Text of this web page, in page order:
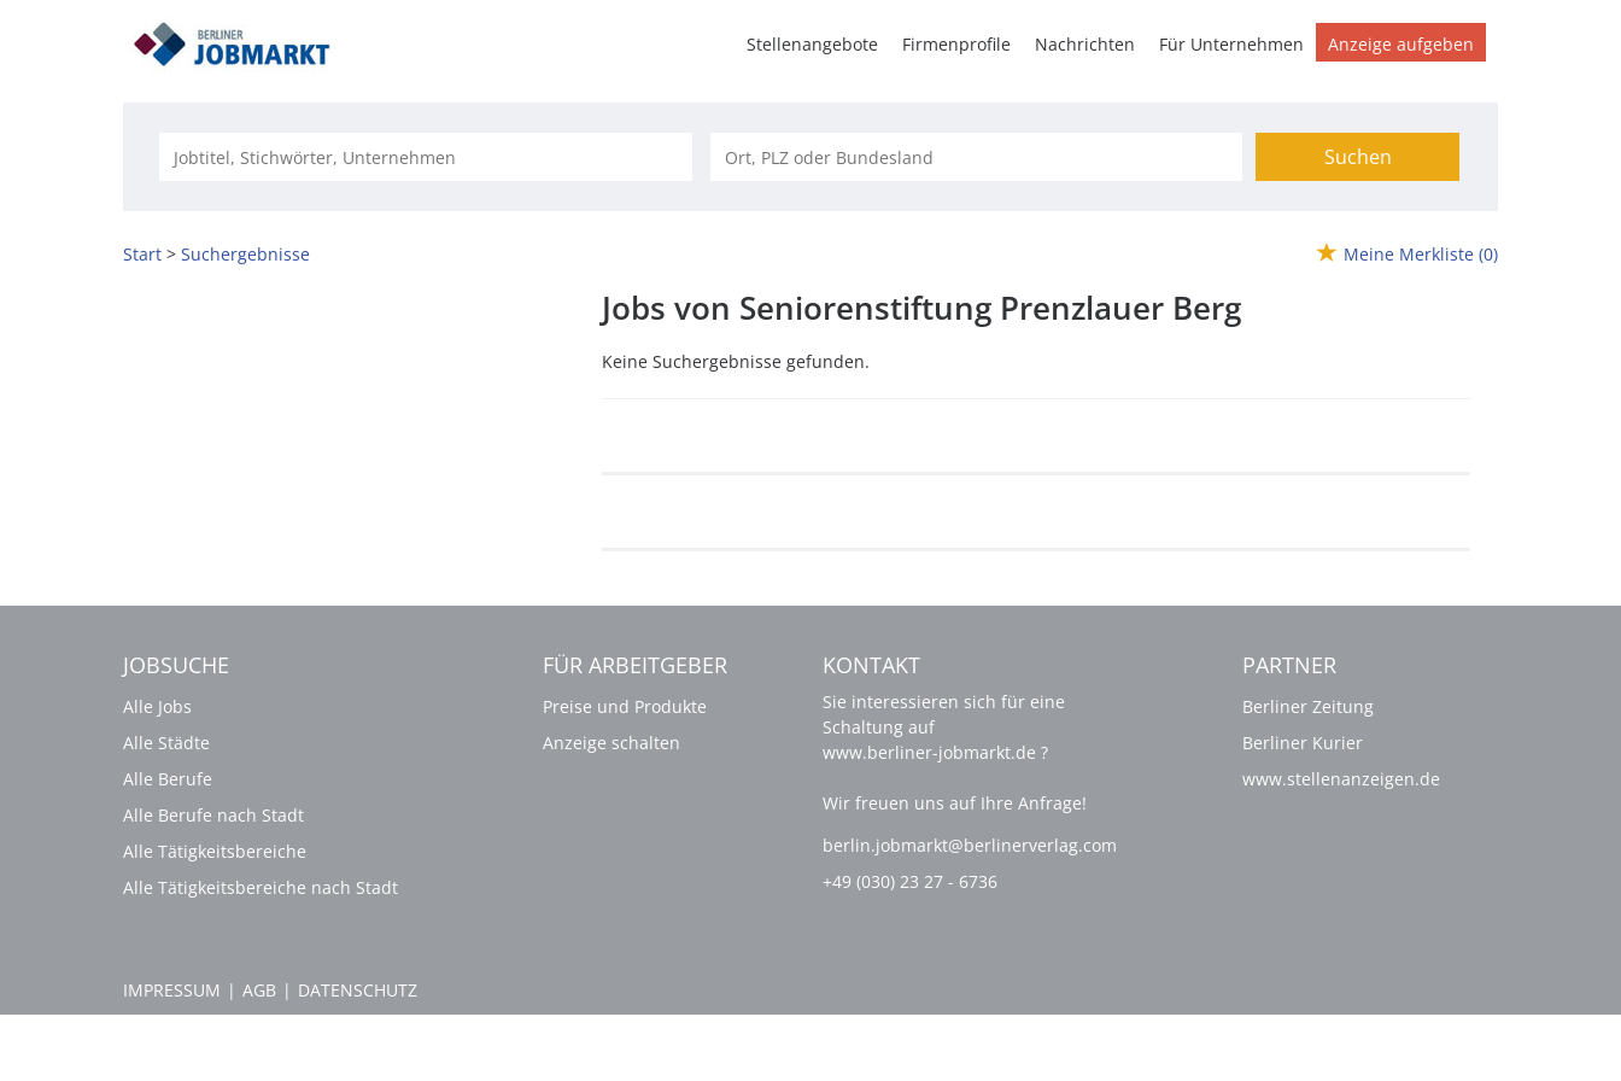
Stellenangebote Firmenprofile Nachrichten Für Unternehmen Anzeige aufgeben
Suchen
Start Suchergebnisse Meine Merkliste (0)
Jobs von Seniorenstiftung Prenzlauer Berg
Keine Suchergebnisse gefunden.
JOBSUCHE
Alle Jobs
Alle Städte
Alle Berufe
Alle Berufe nach Stadt
Alle Tätigkeitsbereiche
Alle Tätigkeitsbereiche nach Stadt
FÜR ARBEITGEBER
Preise und Produkte
Anzeige schalten
KONTAKT
Sie interessieren sich für eine
Schaltung auf
www.berliner-jobmarkt.de ?
Wir freuen uns auf Ihre Anfrage!
berlin.jobmarkt@berlinerverlag.com
+49 (030) 23 27 - 6736
PARTNER
Berliner Zeitung
Berliner Kurier
www.stellenanzeigen.de
IMPRESSUM | AGB | DATENSCHUTZ